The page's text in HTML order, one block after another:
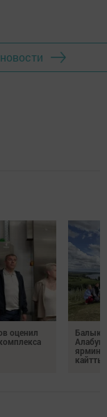
оценил